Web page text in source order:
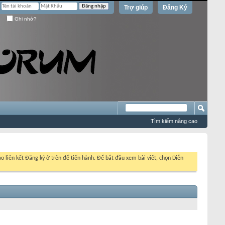
Đăng Ký
Trợ giúp
Ghi nhớ?
Tìm kiếm nâng cao
liên kết Đăng ký ở trên để tiến hành. Để bắt đầu xem bài viết, chọn Diễn